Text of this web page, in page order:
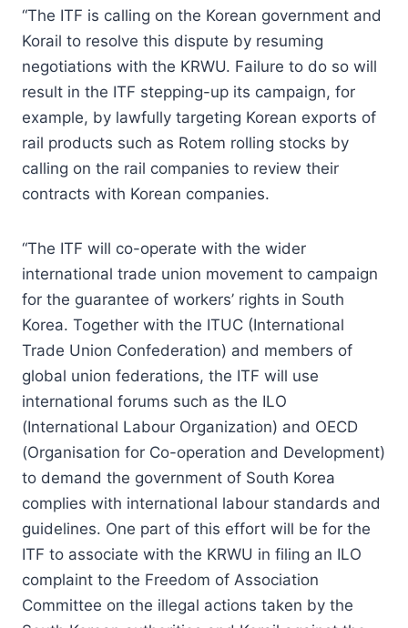
“The ITF is calling on the Korean government and
Korail to resolve this dispute by resuming
negotiations with the KRWU. Failure to do so will
result in the ITF stepping-up its campaign, for
example, by lawfully targeting Korean exports of
rail products such as Rotem rolling stocks by
calling on the rail companies to review their
contracts with Korean companies.
“The ITF will co-operate with the wider
international trade union movement to campaign
for the guarantee of workers’ rights in South
Korea. Together with the ITUC (International
Trade Union Confederation) and members of
global union federations, the ITF will use
international forums such as the ILO
(International Labour Organization) and OECD
(Organisation for Co-operation and Development)
to demand the government of South Korea
complies with international labour standards and
guidelines. One part of this effort will be for the
ITF to associate with the KRWU in filing an ILO
complaint to the Freedom of Association
Committee on the illegal actions taken by the